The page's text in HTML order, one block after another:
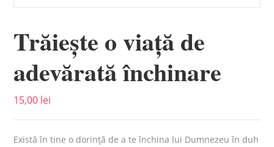
Trăiește o viață de
adevărată închinare
15,00 lei
Există în tine o dorință de a te închina lui Dumnezeu în duh